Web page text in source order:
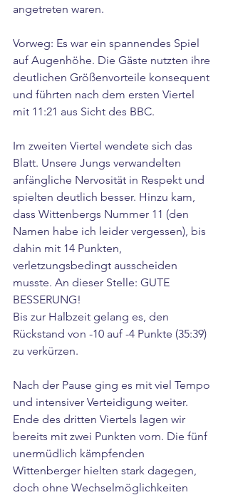
angetreten waren.
Vorweg: Es war ein spannendes Spiel
auf Augenhöhe. Die Gäste nutzten ihre
deutlichen Größenvorteile konsequent
und führten nach dem ersten Viertel
mit 11:21 aus Sicht des BBC.
Im zweiten Viertel wendete sich das
Blatt. Unsere Jungs verwandelten
anfängliche Nervosität in Respekt und
spielten deutlich besser. Hinzu kam,
dass Wittenbergs Nummer 11 (den
Namen habe ich leider vergessen), bis
dahin mit 14 Punkten,
verletzungsbedingt ausscheiden
musste. An dieser Stelle: GUTE
BESSERUNG!
Bis zur Halbzeit gelang es, den
Rückstand von -10 auf -4 Punkte (35:39)
zu verkürzen.
Nach der Pause ging es mit viel Tempo
und intensiver Verteidigung weiter.
Ende des dritten Viertels lagen wir
bereits mit zwei Punkten vorn. Die fünf
unermüdlich kämpfenden
Wittenberger hielten stark dagegen,
doch ohne Wechselmöglichkeiten